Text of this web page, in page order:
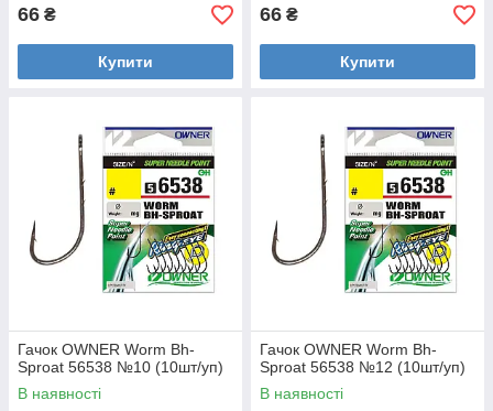
66 ₴
Купити
66 ₴
Купити
Гачок OWNER Worm Bh-
Sproat 56538 №10 (10шт/уп)
В наявності
Гачок OWNER Worm Bh-
Sproat 56538 №12 (10шт/уп)
В наявності